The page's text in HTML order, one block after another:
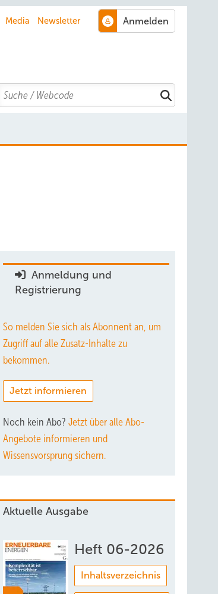
Media Newsletter
Search
Anmeldung und
Registrierung
So melden Sie sich als Abonnent an, um
Zugriff auf alle Zusatz-Inhalte zu
bekommen.
Jetzt informieren
Noch kein Abo? Jetzt über alle Abo-
Angebote informieren und
Wissensvorsprung sichern.
Aktuelle Ausgabe
Heft 06-2026
Inhaltsverzeichnis